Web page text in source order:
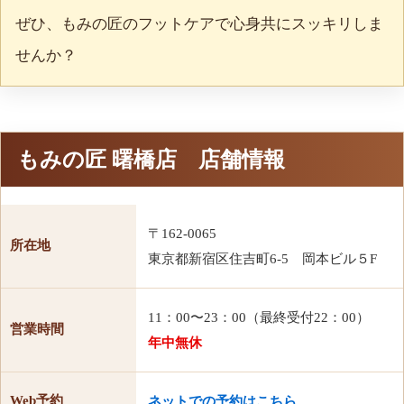
ぜひ、もみの匠のフットケアで心身共にスッキリしま
せんか？
もみの匠 曙橋店 店舗情報
所在地
〒162-0065
東京都新宿区住吉町6-5 岡本ビル５F
営業時間
11：00〜23：00（最終受付22：00）
年中無休
Web予約